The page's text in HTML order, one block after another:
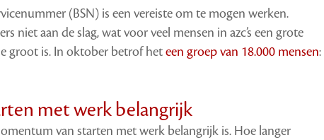
(BSN) is een vereiste om te mogen werken.
niet aan de slag, wat voor veel mensen in azc’s een grote
groot is. In oktober betrof heteen groep van 18.000 mensen:
met werk belangrijk
van starten met werk belangrijk is. Hoe langer